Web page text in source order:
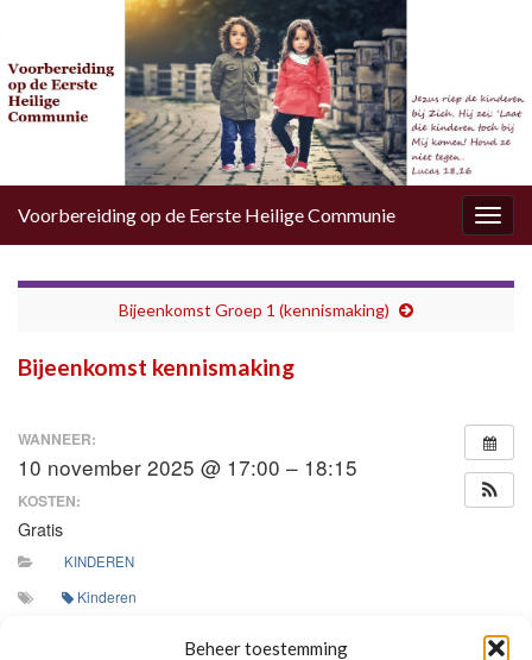
Beheer toestemming
Voorbereiding op de Eerste Heilige Communie
Bijeenkomst Groep 1 (kennismaking)
Bijeenkomst kennismaking
WANNEER:
10 november 2025 @ 17:00 – 18:15
KOSTEN:
Gratis
KINDEREN
Kinderen
We leren elkaar kennen bij naam, zoals God ieder van ons bij